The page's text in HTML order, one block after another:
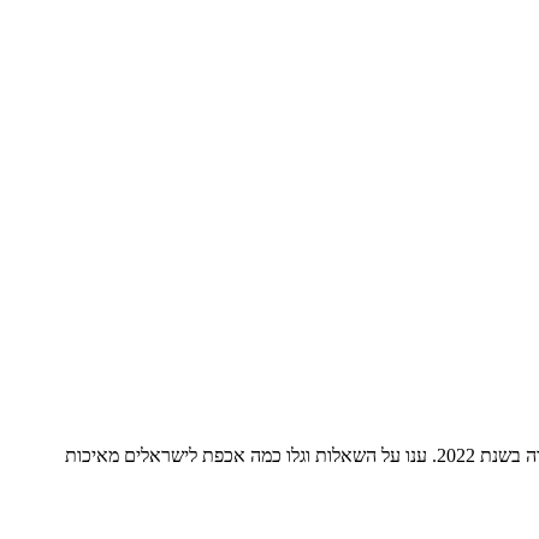
בנינו, אתם ממחזרים בקבוקי פלסטיק? משתמשים בחד פעמי? והאם אתם מנקים אחריכם כשאתם עושים פיקניק ביערות קק"ל? זה הזמן לבדוק מה קורה בשנת 2022. ענו על השאלות וגלו כמה אכפת לישראלים מאיכות